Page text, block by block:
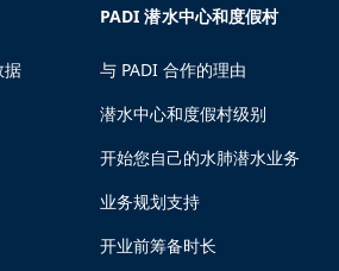
据
PADI 潜水中心和度假村
与 PADI 合作的理由
潜水中心和度假村级别
开始您自己的水肺潜水业务
业务规划支持
开业前筹备时长